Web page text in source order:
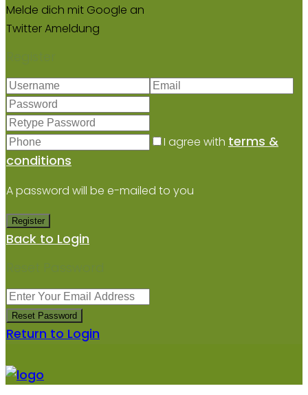
Melde dich mit Google an
Twitter Ameldung
Register
I agree with terms &
conditions
A password will be e-mailed to you
Register
Back to Login
Reset Password
Reset Password
Return to Login